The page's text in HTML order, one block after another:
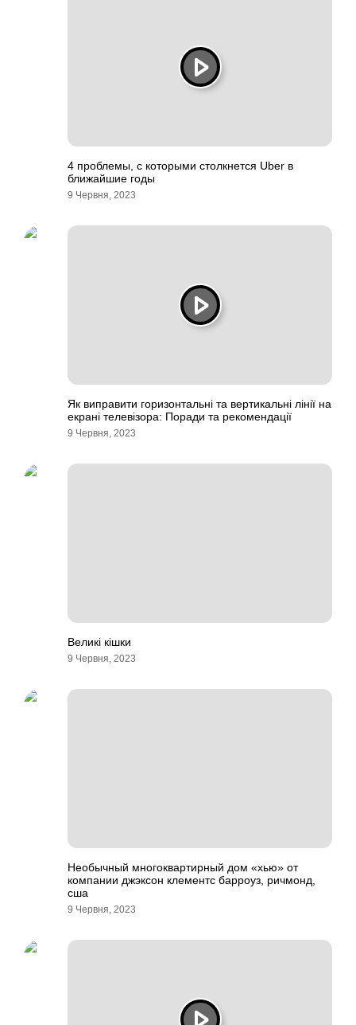
4 проблемы, с которыми столкнется Uber в
ближайшие годы
9 Червня, 2023
Як виправити горизонтальні та вертикальні лінії на
екрані телевізора: Поради та рекомендації
9 Червня, 2023
Великі кішки
9 Червня, 2023
Необычный многоквартирный дом «хью» от
компании джэксон клементс барроуз, ричмонд,
сша
9 Червня, 2023